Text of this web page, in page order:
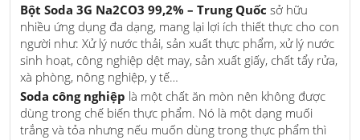
Bột Soda 3G Na2CO3 99,2% – Trung Quốc sở hữu
nhiều ứng dụng đa dạng, mang lại lợi ích thiết thực cho con
người như: Xử lý nước thải, sản xuất thực phẩm, xử lý nước
sinh hoạt, công nghiệp dệt may, sản xuất giấy, chất tẩy rửa,
xà phòng, nông nghiệp, y tế…
Soda công nghiệp là một chất ăn mòn nên không được
dùng trong chế biến thực phẩm. Nó là một dạng muối
trắng và tỏa nhưng nếu muốn dùng trong thực phẩm thì